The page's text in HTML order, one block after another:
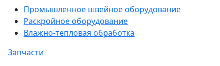
Промышленное швейное оборудование
Раскройное оборудование
Влажно-тепловая обработка
Запчасти